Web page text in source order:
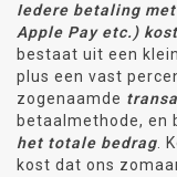
Iedere betaling
Apple Pay etc.)
bestaat uit een
plus een vast
zogenaamde
betaalmethode, en
het totale bedrag .
kost dat ons